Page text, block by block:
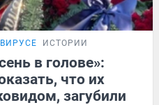
ИСТОРИИ
в голове»:
что их
загубили